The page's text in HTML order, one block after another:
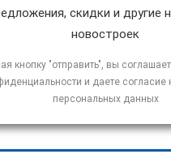
скидки и другие
новостроек
кнопку "отправить", вы
и даете согласие
персональных данных